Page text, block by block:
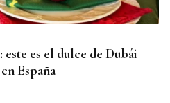
es el dulce de Dubái
España